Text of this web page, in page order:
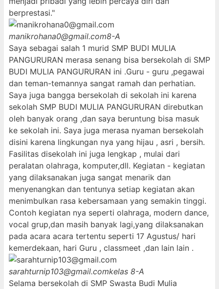
berprestasi."
manikrohana0@gmail.com8-A
Saya sebagai salah 1 murid SMP BUDI MULIA
PANGURURAN merasa senang bisa bersekolah di SMP
BUDI MULIA PANGURURAN ini .Guru - guru ,pegawai
dan teman-temannya sangat ramah dan perhatian.
Saya juga bangga bersekolah di sekolah ini karena
sekolah SMP BUDI MULIA PANGURURAN direbutkan
oleh banyak orang ,dan saya beruntung bisa masuk
ke sekolah ini. Saya juga merasa nyaman bersekolah
disini karena lingkungan nya yang hijau , asri , bersih.
Fasilitas disekolah ini juga lengkap , mulai dari
peralatan olahraga, komputer,dll. Kegiatan - kegiatan
yang dilaksanakan juga sangat menarik dan
menyenangkan dan tentunya setiap kegiatan akan
menimbulkan rasa kebersamaan yang semakin tinggi.
Contoh kegiatan nya seperti olahraga, modern dance,
vocal grup,dan masih banyak lagi,yang dilaksanakan
pada acara acara tertentu seperti 17 Agustus/ hari
kemerdekaan, hari Guru , classmeet ,dan lain lain .
sarahturnip103@gmail.comkelas 8-A
Selama bersekolah di SMP Swasta Budi Mulia